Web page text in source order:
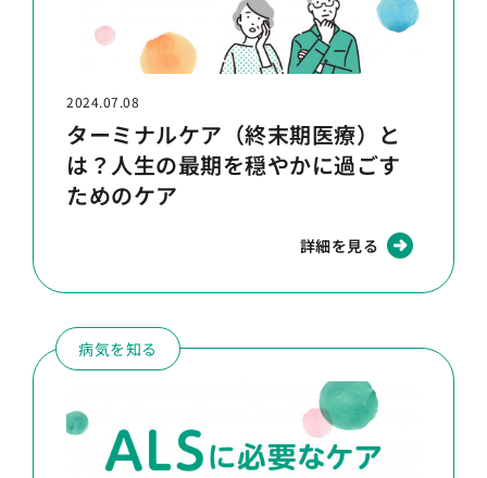
2024.07.08
ターミナルケア（終末期医療）と
は？人生の最期を穏やかに過ごす
ためのケア
詳細を見る
病気を知る